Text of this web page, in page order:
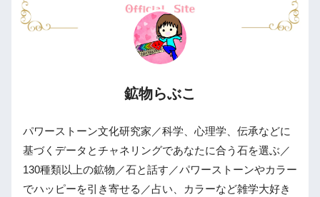
鉱物らぶこ
パワーストーン文化研究家／科学、心理学、伝承などに
基づくデータとチャネリングであなたに合う石を選ぶ／
130種類以上の鉱物／石と話す／パワーストーンやカラー
でハッピーを引き寄せる／占い、カラーなど雑学大好き